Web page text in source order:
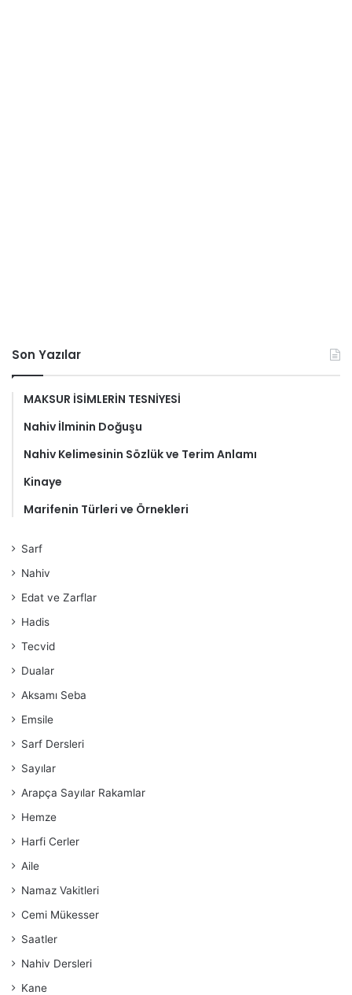
Son Yazılar
MAKSUR İSİMLERİN TESNİYESİ
Nahiv İlminin Doğuşu
Nahiv Kelimesinin Sözlük ve Terim Anlamı
Kinaye
Marifenin Türleri ve Örnekleri
Sarf
Nahiv
Edat ve Zarflar
Hadis
Tecvid
Dualar
Aksamı Seba
Emsile
Sarf Dersleri
Sayılar
Arapça Sayılar Rakamlar
Hemze
Harfi Cerler
Aile
Namaz Vakitleri
Cemi Mükesser
Saatler
Nahiv Dersleri
Kane